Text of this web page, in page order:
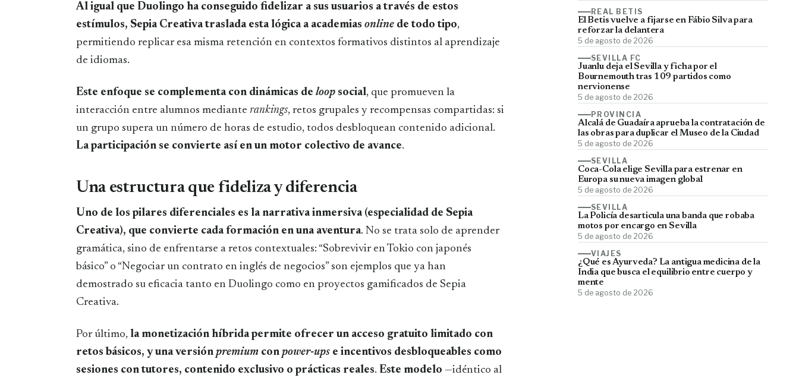
Al igual que Duolingo ha conseguido fidelizar a sus usuarios a través de estos
estímulos, Sepia Creativa traslada esta lógica a academias online de todo tipo,
permitiendo replicar esa misma retención en contextos formativos distintos al aprendizaje
de idiomas.
Este enfoque se complementa con dinámicas de loop social, que promueven la
interacción entre alumnos mediante rankings, retos grupales y recompensas compartidas: si
un grupo supera un número de horas de estudio, todos desbloquean contenido adicional.
La participación se convierte así en un motor colectivo de avance.
Una estructura que fideliza y diferencia
Uno de los pilares diferenciales es la narrativa inmersiva (especialidad de Sepia
Creativa), que convierte cada formación en una aventura. No se trata solo de aprender
gramática, sino de enfrentarse a retos contextuales: “Sobrevivir en Tokio con japonés
básico” o “Negociar un contrato en inglés de negocios” son ejemplos que ya han
demostrado su eficacia tanto en Duolingo como en proyectos gamificados de Sepia
Creativa.
Por último, la monetización híbrida permite ofrecer un acceso gratuito limitado con
retos básicos, y una versión premium con power-ups e incentivos desbloqueables como
sesiones con tutores, contenido exclusivo o prácticas reales. Este modelo —idéntico al
REAL BETIS
El Betis vuelve a fijarse en Fábio Silva para
reforzar la delantera
5 de agosto de 2026
SEVILLA FC
Juanlu deja el Sevilla y ficha por el
Bournemouth tras 109 partidos como
nervionense
5 de agosto de 2026
PROVINCIA
Alcalá de Guadaíra aprueba la contratación de
las obras para duplicar el Museo de la Ciudad
5 de agosto de 2026
SEVILLA
Coca-Cola elige Sevilla para estrenar en
Europa su nueva imagen global
5 de agosto de 2026
SEVILLA
La Policía desarticula una banda que robaba
motos por encargo en Sevilla
5 de agosto de 2026
VIAJES
¿Qué es Ayurveda? La antigua medicina de la
India que busca el equilibrio entre cuerpo y
mente
5 de agosto de 2026